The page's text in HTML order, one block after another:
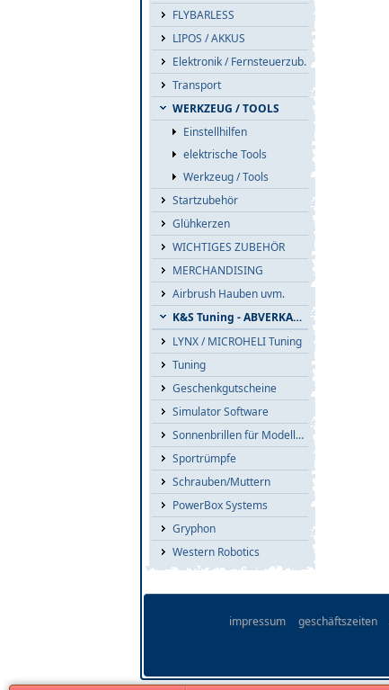
FLYBARLESS
LIPOS / AKKUS
Elektronik / Fernsteuerzub.
Transport
WERKZEUG / TOOLS
Einstellhilfen
elektrische Tools
Werkzeug / Tools
Startzubehör
Glühkerzen
WICHTIGES ZUBEHÖR
MERCHANDISING
Airbrush Hauben uvm.
K&S Tuning - ABVERKAUF
LYNX / MICROHELI Tuning
Tuning
Geschenkgutscheine
Simulator Software
Sonnenbrillen für Modellflieger
Sportrümpfe
Schrauben/Muttern
PowerBox Systems
Gryphon
Western Robotics
impressum geschäftszeiten